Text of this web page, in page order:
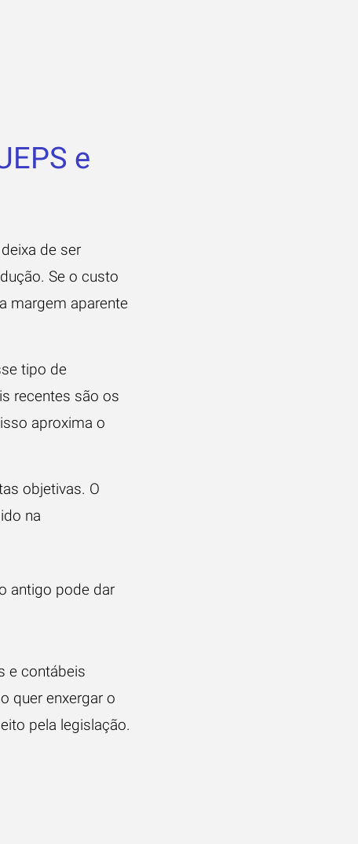
e
de ser
Se o custo
margem aparente
tipo de
recentes são os
aproxima o
objetivas. O
na
antigo pode dar
e contábeis
quer enxergar o
pela legislação.